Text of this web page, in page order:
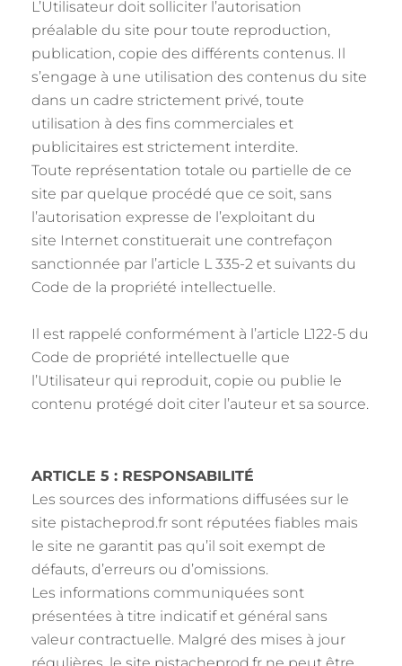
L’Utilisateur doit solliciter l’autorisation
préalable du site pour toute reproduction,
publication, copie des différents contenus. Il
s’engage à une utilisation des contenus du site
dans un cadre strictement privé, toute
utilisation à des fins commerciales et
publicitaires est strictement interdite.
Toute représentation totale ou partielle de ce
site par quelque procédé que ce soit, sans
l’autorisation expresse de l’exploitant du
site Internet constituerait une contrefaçon
sanctionnée par l’article L 335-2 et suivants du
Code de la propriété intellectuelle.
Il est rappelé conformément à l’article L122-5 du
Code de propriété intellectuelle que
l’Utilisateur qui reproduit, copie ou publie le
contenu protégé doit citer l’auteur et sa source.
ARTICLE 5 : RESPONSABILITÉ
Les sources des informations diffusées sur le
site pistacheprod.fr sont réputées fiables mais
le site ne garantit pas qu’il soit exempt de
défauts, d’erreurs ou d’omissions.
Les informations communiquées sont
présentées à titre indicatif et général sans
valeur contractuelle. Malgré des mises à jour